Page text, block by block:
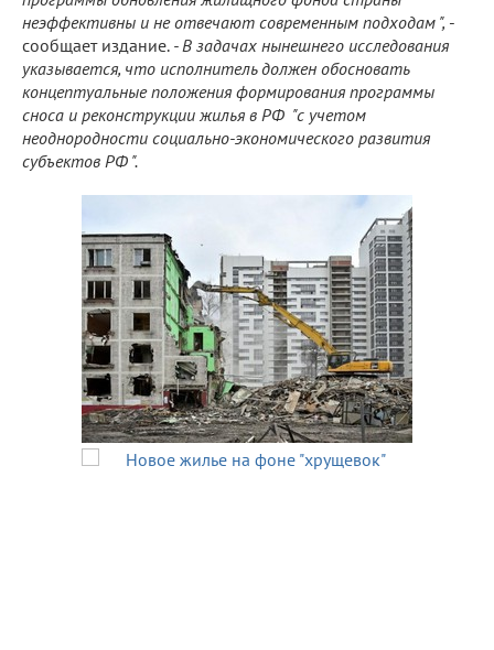
неэффективны и не отвечают современным подходам ", -
сообщает издание. - В задачах нынешнего исследования
указывается, что исполнитель должен обосновать
концептуальные положения формирования программы
сноса и реконструкции жилья в РФ "с учетом
неоднородности социально-экономического развития
субъектов РФ ".